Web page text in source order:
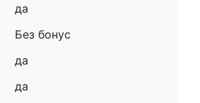
да
Без бонус
да
да